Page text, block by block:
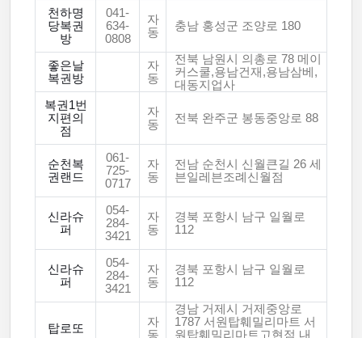
천하명
당복권
방
041-
634-
0808
자
동
충남 홍성군 조양로 180
좋은날
복권방
자
동
전북 남원시 의총로 78 메이
커스쿨,용남건재,용남삼베,
대동지업사
복권1번
지편의
점
자
동
전북 완주군 봉동중앙로 88
순천복
권랜드
061-
725-
0717
자
동
전남 순천시 신월큰길 26 세
븐일레븐조례신월점
신라슈
퍼
054-
284-
3421
자
동
경북 포항시 남구 일월로
112
신라슈
퍼
054-
284-
3421
자
동
경북 포항시 남구 일월로
112
탑로또
자
동
경남 거제시 거제중앙로
1787 서원탑훼밀리마트 서
원탑훼밀리마트고현점 내